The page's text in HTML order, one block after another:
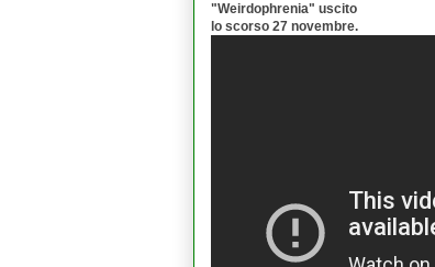
"Weirdophrenia" uscito
lo scorso 27 novembre.